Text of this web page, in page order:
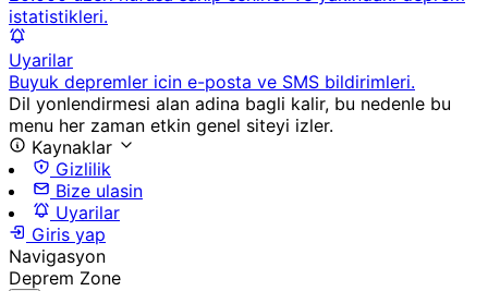
istatistikleri.
Uyarilar
Buyuk depremler icin e-posta ve SMS bildirimleri.
Dil yonlendirmesi alan adina bagli kalir, bu nedenle bu
menu her zaman etkin genel siteyi izler.
Kaynaklar
Gizlilik
Bize ulasin
Uyarilar
Giris yap
Navigasyon
Deprem Zone